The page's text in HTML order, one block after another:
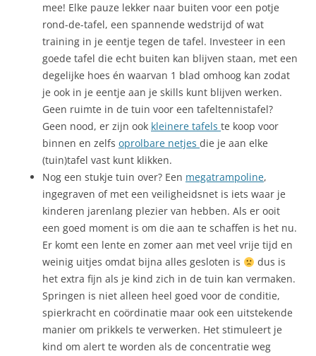
mee! Elke pauze lekker naar buiten voor een potje
rond-de-tafel, een spannende wedstrijd of wat
training in je eentje tegen de tafel. Investeer in een
goede tafel die echt buiten kan blijven staan, met een
degelijke hoes én waarvan 1 blad omhoog kan zodat
je ook in je eentje aan je skills kunt blijven werken.
Geen ruimte in de tuin voor een tafeltennistafel?
Geen nood, er zijn ook kleinere tafels te koop voor
binnen en zelfs oprolbare netjes die je aan elke
(tuin)tafel vast kunt klikken.
Nog een stukje tuin over? Een megatrampoline,
ingegraven of met een veiligheidsnet is iets waar je
kinderen jarenlang plezier van hebben. Als er ooit
een goed moment is om die aan te schaffen is het nu.
Er komt een lente en zomer aan met veel vrije tijd en
weinig uitjes omdat bijna alles gesloten is
dus is
het extra fijn als je kind zich in de tuin kan vermaken.
Springen is niet alleen heel goed voor de conditie,
spierkracht en coördinatie maar ook een uitstekende
manier om prikkels te verwerken. Het stimuleert je
kind om alert te worden als de concentratie weg